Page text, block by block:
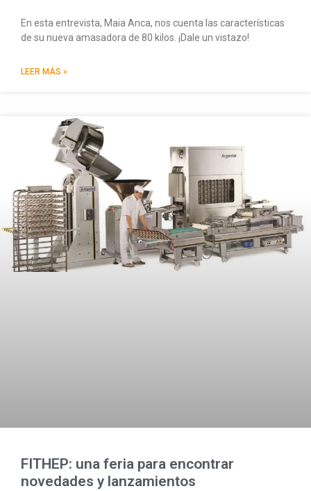
En esta entrevista, Maia Anca, nos cuenta las características
de su nueva amasadora de 80 kilos. ¡Dale un vistazo!
LEER MÁS »
FITHEP: una feria para encontrar
novedades y lanzamientos